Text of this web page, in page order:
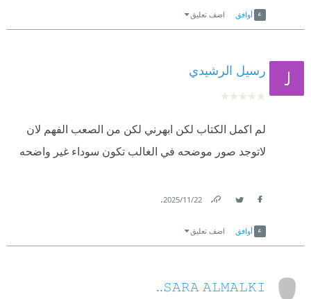
أوافق اضف تعليق
رسيل الرشيدي
لم اكمل الكتاب لكن ابهرني لكن من الصعب الفهم لان
لاتوجد صور موضحه في الغالب تكون سوداء غير واضحه
22‏/11‏/2025
.
أوافق اضف تعليق
𝚂𝙰𝚁𝙰 𝙰𝙻𝙼𝙰𝙻𝙺𝙸..